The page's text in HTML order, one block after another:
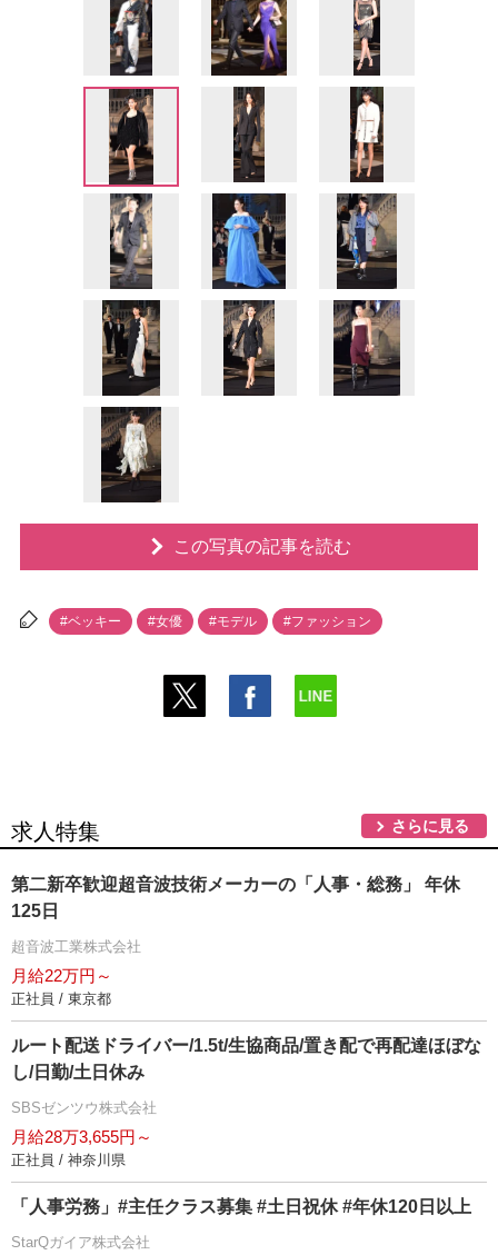
この写真の記事を読む
#ベッキー #女優 #モデル #ファッション
求人特集 さらに見る
第二新卒歓迎超音波技術メーカーの「人事・総務」 年休
125日
超音波工業株式会社
月給22万円～
正社員 / 東京都
ルート配送ドライバー/1.5t/生協商品/置き配で再配達ほぼな
し/日勤/土日休み
SBSゼンツウ株式会社
月給28万3,655円～
正社員 / 神奈川県
「人事労務」#主任クラス募集 #土日祝休 #年休120日以上
StarQガイア株式会社